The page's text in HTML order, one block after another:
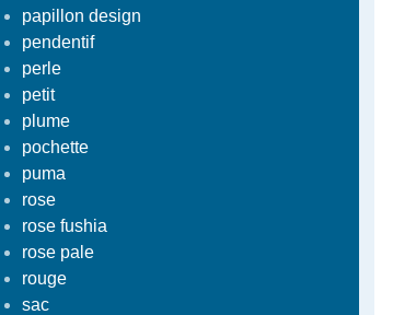
papillon design
pendentif
perle
petit
plume
pochette
puma
rose
rose fushia
rose pale
rouge
sac